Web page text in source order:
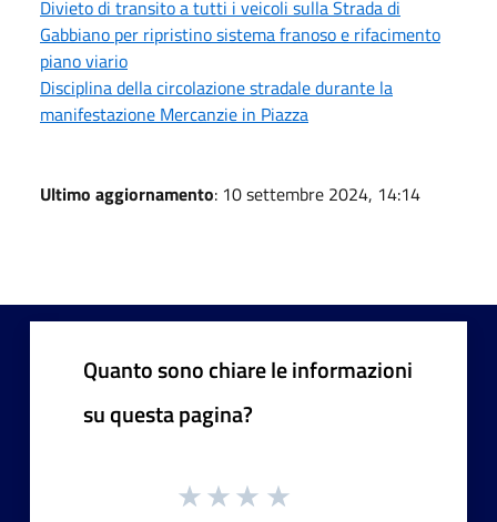
Divieto di transito a tutti i veicoli sulla Strada di
Gabbiano per ripristino sistema franoso e rifacimento
piano viario
Disciplina della circolazione stradale durante la
manifestazione Mercanzie in Piazza
Ultimo aggiornamento: 10 settembre 2024, 14:14
Quanto sono chiare le informazioni
su questa pagina?